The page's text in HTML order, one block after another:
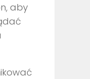
aby